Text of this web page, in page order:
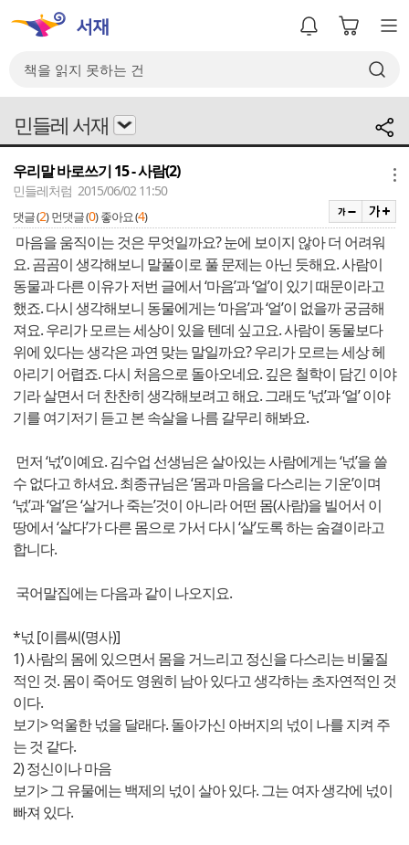
민들레 서재
우리말 바로쓰기 15 - 사람(2)
민들레처럼 2015/06/02 11:50
댓글 (2) 먼댓글 (0) 좋아요 (4)
마음을 움직이는 것은 무엇일까요? 눈에 보이지 않아 더 어려워
요. 곰곰이 생각해보니 말풀이로 풀 문제는 아닌 듯해요. 사람이
동물과 다른 이유가 저번 글에서 ‘마음’과 ‘얼’이 있기 때문이라고
했죠. 다시 생각해보니 동물에게는 ‘마음’과 ‘얼’이 없을까 궁금해
져요. 우리가 모르는 세상이 있을 텐데 싶고요. 사람이 동물보다
위에 있다는 생각은 과연 맞는 말일까요? 우리가 모르는 세상 헤
아리기 어렵죠. 다시 처음으로 돌아오네요. 깊은 철학이 담긴 이야
기라 살면서 더 찬찬히 생각해보려고 해요. 그래도 ‘넋’과 ‘얼’ 이야
기를 여기저기 듣고 본 속살을 나름 갈무리 해봐요.
먼저 ‘넋’이예요. 김수업 선생님은 살아있는 사람에게는 ‘넋’을 쓸
수 없다고 하셔요. 최종규님은 ‘몸과 마음을 다스리는 기운’이며
‘넋’과 ‘얼’은 ‘살거나 죽는’것이 아니라 어떤 몸(사람)을 빌어서 이
땅에서 ‘살다’가 다른 몸으로 가서 다시 ‘살’도록 하는 숨결이라고
합니다.
국어말집에는 다음과 같이 나오지요.
*넋 [이름씨(명사)]
1) 사람의 몸에 있으면서 몸을 거느리고 정신을 다스리는 비물질
적인 것. 몸이 죽어도 영원히 남아 있다고 생각하는 초자연적인 것
이다.
보기> 억울한 넋을 달래다. 돌아가신 아버지의 넋이 나를 지켜 주
는 것 같다.
2) 정신이나 마음
보기> 그 유물에는 백제의 넋이 살아 있다. 그는 여자 생각에 넋이
빠져 있다.